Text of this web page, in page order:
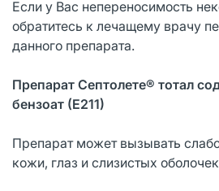
Если у Вас непереносимость
обратитесь к лечащему врачу
данного препарата.
Препарат Септолете® тотал
бензоат (Е211)
Препарат может вызывать
кожи, глаз и слизистых